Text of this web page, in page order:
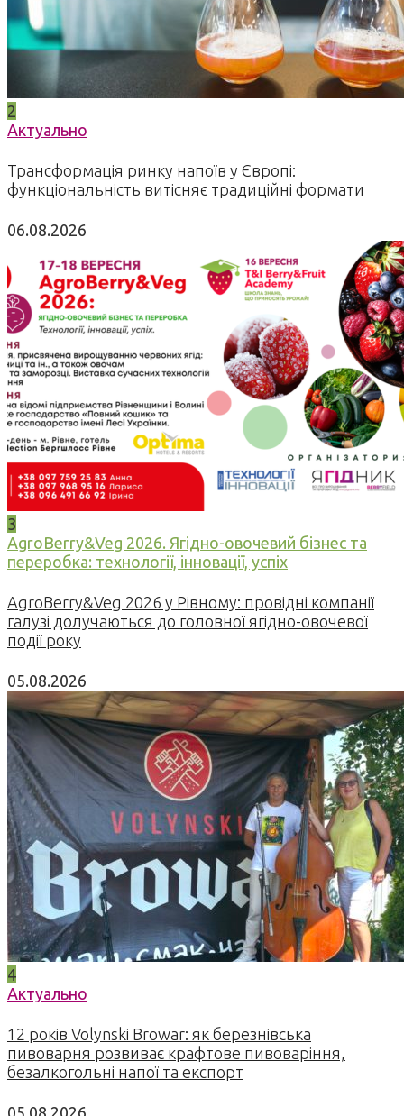
2
Актуально
Трансформація ринку напоїв у Європі:
функціональність витісняє традиційні формати
06.08.2026
3
AgroBerry&Veg 2026. Ягідно-овочевий бізнес та
переробка: технології, інновації, успіх
AgroBerry&Veg 2026 у Рівному: провідні компанії
галузі долучаються до головної ягідно-овочевої
події року
05.08.2026
4
Актуально
12 років Volynski Browar: як березнівська
пивоварня розвиває крафтове пивоваріння,
безалкогольні напої та експорт
05.08.2026